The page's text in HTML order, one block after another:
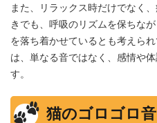
また、リラックス時だけでなく
きでも、呼吸のリズムを保ちな
を落ち着かせているとも考えら
は、単なる音ではなく、感情や
す。
猫のゴロゴロ